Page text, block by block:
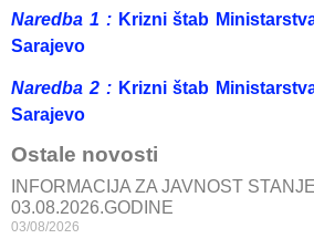
Naredba 1 : Krizni štab
Sarajevo
Naredba 2 : Krizni štab
Sarajevo
Ostale novosti
INFORMACIJA ZA JAVNOST
03.08.2026.GODINE
03/08/2026